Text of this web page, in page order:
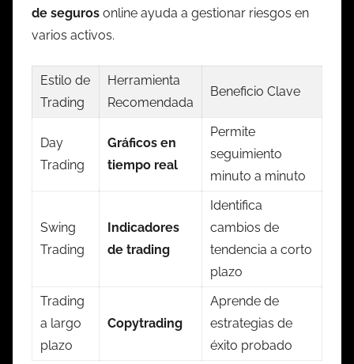
de seguros online ayuda a gestionar riesgos en
varios activos.
Estilo de
Trading
Herramienta
Recomendada
Beneficio Clave
Day
Trading
Gráficos en
tiempo real
Permite
seguimiento
minuto a minuto
Swing
Trading
Indicadores
de trading
Identifica
cambios de
tendencia a corto
plazo
Trading
a largo
plazo
Copytrading
Aprende de
estrategias de
éxito probado